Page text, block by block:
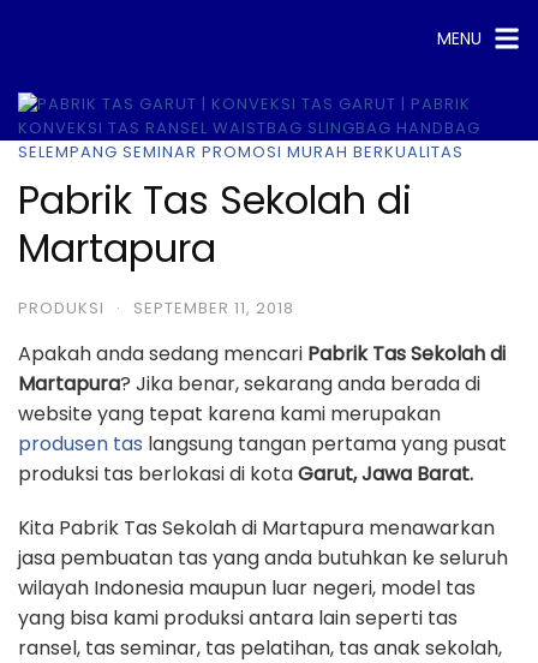
MENU
Pabrik Tas Sekolah di
Martapura
PRODUKSI · SEPTEMBER 11, 2018
Apakah anda sedang mencari Pabrik Tas Sekolah di
Martapura? Jika benar, sekarang anda berada di
website yang tepat karena kami merupakan
produsen tas langsung tangan pertama yang pusat
produksi tas berlokasi di kotaGarut, Jawa Barat.
Kita Pabrik Tas Sekolah di Martapura menawarkan
jasa pembuatan tas yang anda butuhkan ke seluruh
wilayah Indonesia maupun luar negeri, model tas
yang bisa kami produksi antara lain seperti tas
ransel, tas seminar, tas pelatihan, tas anak sekolah,